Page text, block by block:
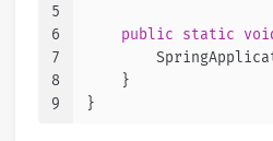
5
6
7
8
9
public static
    }
}